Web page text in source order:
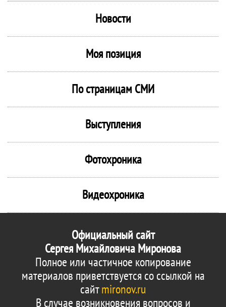
Новости
Моя позиция
По страницам СМИ
Выступления
Фотохроника
Видеохроника
Официальный сайт
Сергея Михайловича Миронова
Полное или частичное копирование
материалов приветствуется со ссылкой на
сайтmironov.ru
В случае возникновения вопросов и